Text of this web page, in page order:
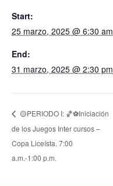
Start:
25 marzo, 2025 @ 6:30 am
End:
31 marzo, 2025 @ 2:30 pm
🟡PERIODO I: 🏀⚽Iniciación
de los Juegos Inter cursos –
Copa Liceísta. 7:00
a.m.-1:00 p.m.